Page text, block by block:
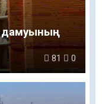
дамуының
81 0